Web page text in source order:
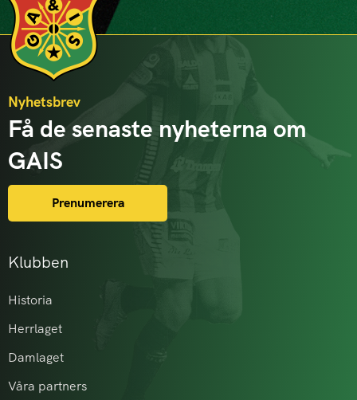
Klubben
Historia
Herrlaget
Damlaget
Våra partners
Nyhetsbrev
Få de senaste nyheterna om
GAIS
Prenumerera